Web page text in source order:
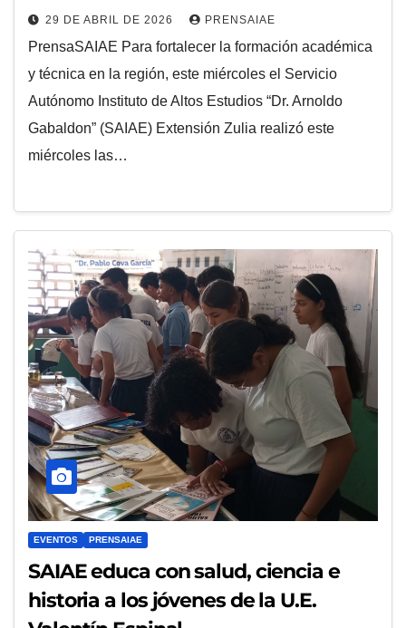
29 DE ABRIL DE 2026 PRENSAIAE
PrensaSAIAE Para fortalecer la formación académica
y técnica en la región, este miércoles el Servicio
Autónomo Instituto de Altos Estudios “Dr. Arnoldo
Gabaldon” (SAIAE) Extensión Zulia realizó este
miércoles las…
EVENTOS PRENSAIAE
SAIAE educa con salud, ciencia e
historia a los jóvenes de la U.E.